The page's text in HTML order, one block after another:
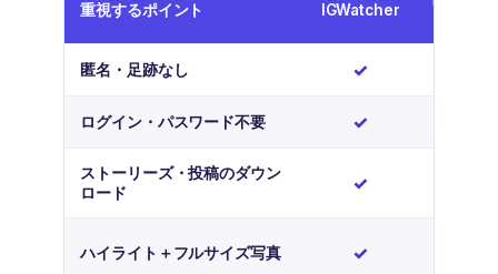
重視するポイント IGWatcher
匿名・足跡なし ✓
ログイン・パスワード不要 ✓
ストーリーズ・投稿のダウン
ロード
✓
ハイライト＋フルサイズ写真 ✓